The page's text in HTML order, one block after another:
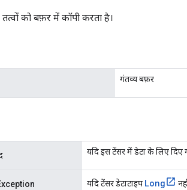
तत्वों को बफ़र में कॉपी करता है।
गंतव्य बफ़र
यदि इस टेंसर में डेटा के लिए दिए
यदि टेंसर डेटाटाइप Long